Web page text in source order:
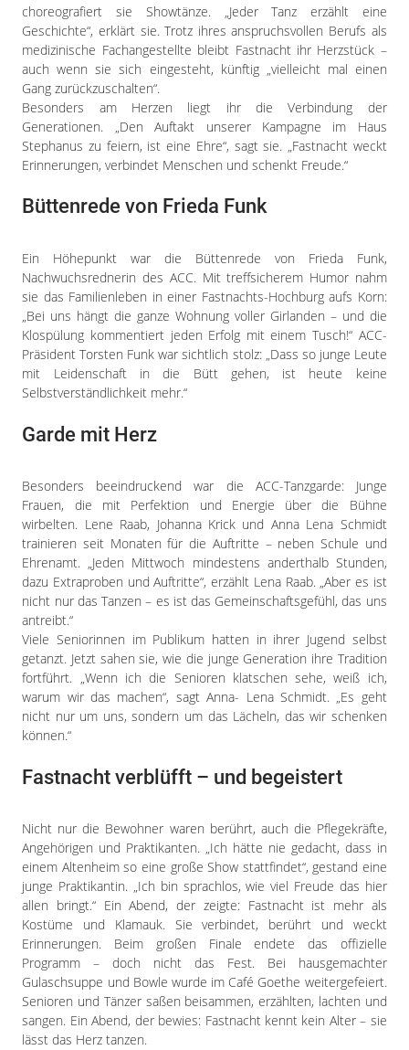
choreografiert sie Showtänze. „Jeder Tanz erzählt eine
Geschichte“, erklärt sie. Trotz ihres anspruchsvollen Berufs als
medizinische Fachangestellte bleibt Fastnacht ihr Herzstück –
auch wenn sie sich eingesteht, künftig „vielleicht mal einen
Gang zurückzuschalten“.
Besonders am Herzen liegt ihr die Verbindung der
Generationen. „Den Auftakt unserer Kampagne im Haus
Stephanus zu feiern, ist eine Ehre“, sagt sie. „Fastnacht weckt
Erinnerungen, verbindet Menschen und schenkt Freude.“
Büttenrede von Frieda Funk
Ein Höhepunkt war die Büttenrede von Frieda Funk,
Nachwuchsrednerin des ACC. Mit treffsicherem Humor nahm
sie das Familienleben in einer Fastnachts-Hochburg aufs Korn:
„Bei uns hängt die ganze Wohnung voller Girlanden – und die
Klospülung kommentiert jeden Erfolg mit einem Tusch!“ ACC-
Präsident Torsten Funk war sichtlich stolz: „Dass so junge Leute
mit Leidenschaft in die Bütt gehen, ist heute keine
Selbstverständlichkeit mehr.“
Garde mit Herz
Besonders beeindruckend war die ACC-Tanzgarde: Junge
Frauen, die mit Perfektion und Energie über die Bühne
wirbelten. Lene Raab, Johanna Krick und Anna Lena Schmidt
trainieren seit Monaten für die Auftritte – neben Schule und
Ehrenamt. „Jeden Mittwoch mindestens anderthalb Stunden,
dazu Extraproben und Auftritte“, erzählt Lena Raab. „Aber es ist
nicht nur das Tanzen – es ist das Gemeinschaftsgefühl, das uns
antreibt.“
Viele Seniorinnen im Publikum hatten in ihrer Jugend selbst
getanzt. Jetzt sahen sie, wie die junge Generation ihre Tradition
fortführt. „Wenn ich die Senioren klatschen sehe, weiß ich,
warum wir das machen“, sagt Anna- Lena Schmidt. „Es geht
nicht nur um uns, sondern um das Lächeln, das wir schenken
können.“
Fastnacht verblüfft – und begeistert
Nicht nur die Bewohner waren berührt, auch die Pflegekräfte,
Angehörigen und Praktikanten. „Ich hätte nie gedacht, dass in
einem Altenheim so eine große Show stattfindet“, gestand eine
junge Praktikantin. „Ich bin sprachlos, wie viel Freude das hier
allen bringt.“ Ein Abend, der zeigte: Fastnacht ist mehr als
Kostüme und Klamauk. Sie verbindet, berührt und weckt
Erinnerungen. Beim großen Finale endete das offizielle
Programm – doch nicht das Fest. Bei hausgemachter
Gulaschsuppe und Bowle wurde im Café Goethe weitergefeiert.
Senioren und Tänzer saßen beisammen, erzählten, lachten und
sangen. Ein Abend, der bewies: Fastnacht kennt kein Alter – sie
lässt das Herz tanzen.